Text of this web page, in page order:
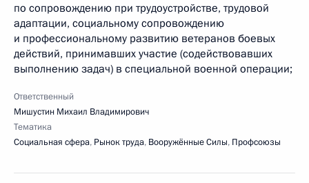
по сопровождению при трудоустройстве, трудовой
адаптации, социальному сопровождению
и профессиональному развитию ветеранов боевых
действий, принимавших участие (содействовавших
выполнению задач) в специальной военной операции;
Ответственный
Мишустин Михаил Владимирович
Тематика
Социальная сфера, Рынок труда, Вооружённые Силы, Профсоюзы